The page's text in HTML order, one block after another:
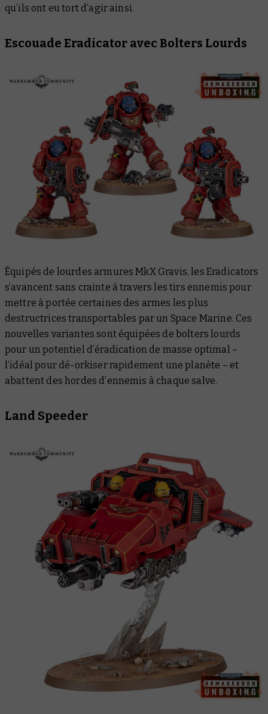
qu’ils ont eu tort d’agir ainsi.
Escouade Eradicator avec Bolters Lourds
Équipés de lourdes armures MkX Gravis, les Eradicators
s’avancent sans crainte à travers les tirs ennemis pour
mettre à portée certaines des armes les plus
destructrices transportables par un Space Marine. Ces
nouvelles variantes sont équipées de bolters lourds
pour un potentiel d’éradication de masse optimal –
l’idéal pour dé-orkiser rapidement une planète – et
abattent des hordes d’ennemis à chaque salve.
Land Speeder